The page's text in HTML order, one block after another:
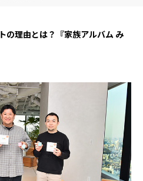
の理由とは？『家族アルバム み